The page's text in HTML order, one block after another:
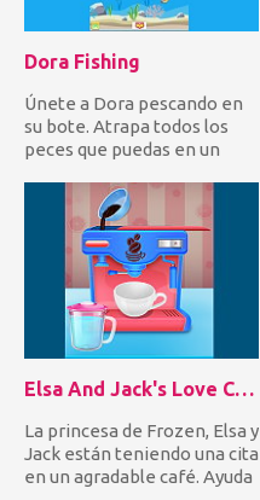
Dora Fishing
Únete a Dora pescando en
su bote. Atrapa todos los
peces que puedas en un
Elsa And Jack's Love Cafe Date
La princesa de Frozen, Elsa y
Jack están teniendo una cita
en un agradable café. Ayuda